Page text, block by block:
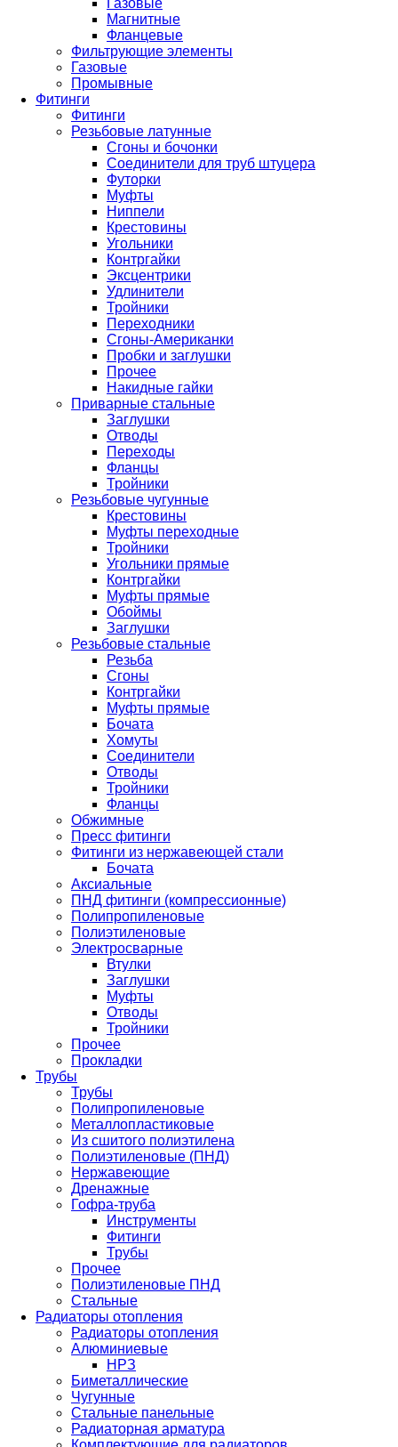
Газовые
Магнитные
Фланцевые
Фильтрующие элементы
Газовые
Промывные
Фитинги
Фитинги
Резьбовые латунные
Сгоны и бочонки
Соединители для труб штуцера
Футорки
Муфты
Ниппели
Крестовины
Угольники
Контргайки
Эксцентрики
Удлинители
Тройники
Переходники
Сгоны-Американки
Пробки и заглушки
Прочее
Накидные гайки
Приварные стальные
Заглушки
Отводы
Переходы
Фланцы
Тройники
Резьбовые чугунные
Крестовины
Муфты переходные
Тройники
Угольники прямые
Контргайки
Муфты прямые
Обоймы
Заглушки
Резьбовые стальные
Резьба
Сгоны
Контргайки
Муфты прямые
Бочата
Хомуты
Соединители
Отводы
Тройники
Фланцы
Обжимные
Пресс фитинги
Фитинги из нержавеющей стали
Бочата
Аксиальные
ПНД фитинги (компрессионные)
Полипропиленовые
Полиэтиленовые
Электросварные
Втулки
Заглушки
Муфты
Отводы
Тройники
Прочее
Прокладки
Трубы
Трубы
Полипропиленовые
Металлопластиковые
Из сшитого полиэтилена
Полиэтиленовые (ПНД)
Нержавеющие
Дренажные
Гофра-труба
Инструменты
Фитинги
Трубы
Прочее
Полиэтиленовые ПНД
Стальные
Радиаторы отопления
Радиаторы отопления
Алюминиевые
НРЗ
Биметаллические
Чугунные
Стальные панельные
Радиаторная арматура